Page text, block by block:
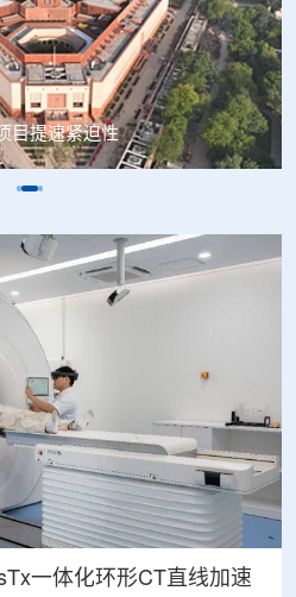
持股90%打通核医疗全产业链
一体化环形CT直线加速